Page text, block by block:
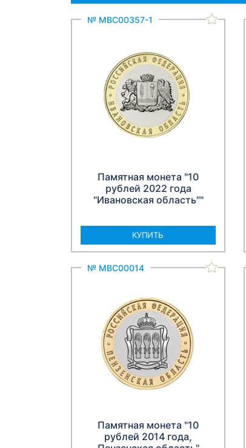
№ МВС00357-1
Памятная монета "10
рублей 2022 года
"Ивановская область""
КУПИТЬ
№ МВС00014
Памятная монета "10
рублей 2014 года,